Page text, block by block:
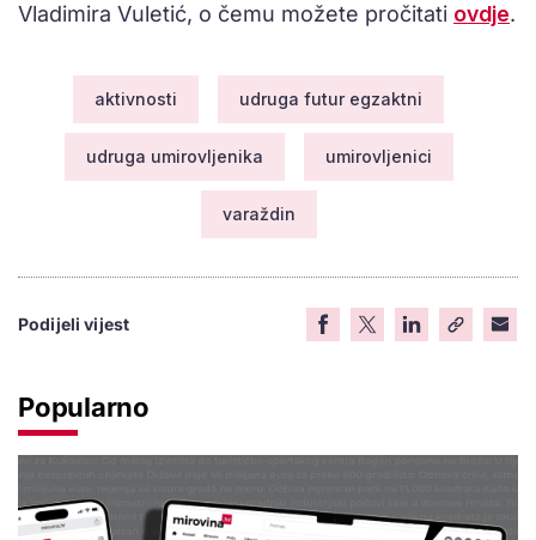
Vladimira Vuletić, o čemu možete pročitati ovdje.
aktivnosti udruga futur egzaktni
udruga umirovljenika umirovljenici
varaždin
Podijeli vijest
Popularno